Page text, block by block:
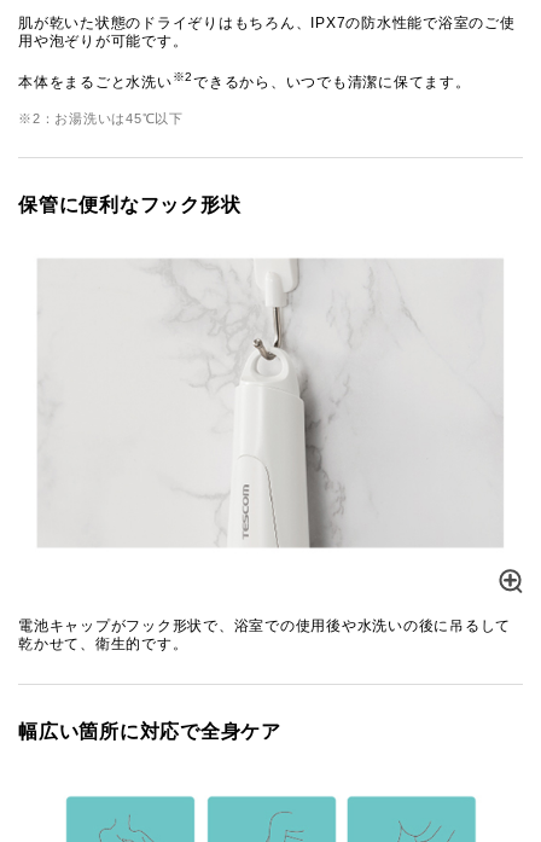
肌が乾いた状態のドライぞりはもちろん、IPX7の防水性能で浴室のご使
用や泡ぞりが可能です。
本体をまるごと水洗い※2できるから、いつでも清潔に保てます。
※2：お湯洗いは45℃以下
保管に便利なフック形状
電池キャップがフック形状で、浴室での使用後や水洗いの後に吊るして
乾かせて、衛生的です。
幅広い箇所に対応で全身ケア